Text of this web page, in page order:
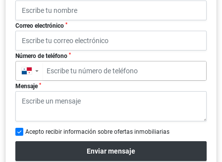
Correo electrónico *
Número de teléfono *
▼
Mensaje *
Acepto recibir información sobre ofertas inmobiliarias
Enviar mensaje